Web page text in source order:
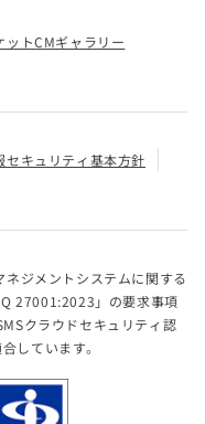
ットCMギャラリー
セキュリティ基本方針
ジメントシステムに関する
27001:2023」の要求事項
クラウドセキュリティ認
しています。